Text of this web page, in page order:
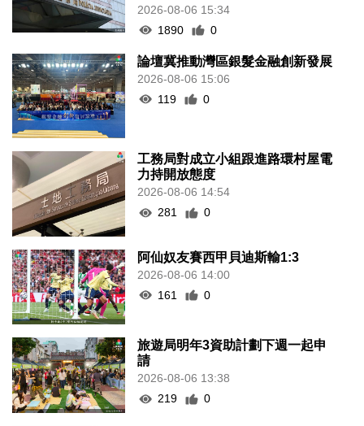
2026-08-06 15:34
1890
0
論壇冀推動灣區銀髮金融創新發展
2026-08-06 15:06
119
0
工務局對成立小組跟進路環村屋電
力持開放態度
2026-08-06 14:54
281
0
阿仙奴友賽西甲貝迪斯輸1:3
2026-08-06 14:00
161
0
旅遊局明年3資助計劃下週一起申
請
2026-08-06 13:38
219
0